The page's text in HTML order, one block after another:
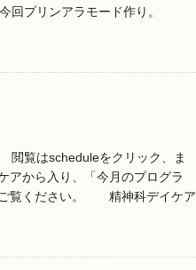
回プリンアラモード作り。
閲覧はscheduleをクリック、ま
アから入り、「今月のプログラ
ご覧ください。 精神科デイケア